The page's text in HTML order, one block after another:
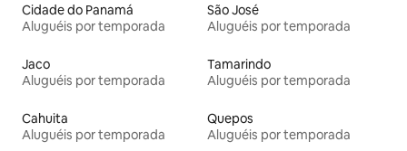
Cidade do Panamá
Aluguéis por temporada
São José
Aluguéis por temporada
Jaco
Aluguéis por temporada
Tamarindo
Aluguéis por temporada
Cahuita
Aluguéis por temporada
Quepos
Aluguéis por temporada